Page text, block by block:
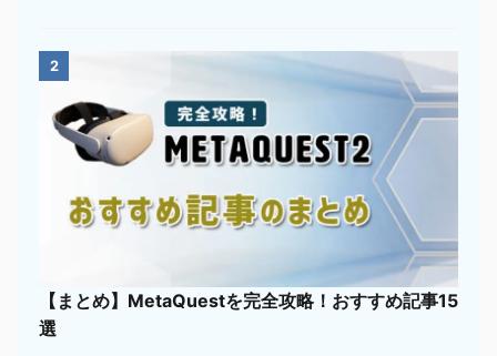
2
【まとめ】MetaQuestを完全攻略！おすすめ記事15
選